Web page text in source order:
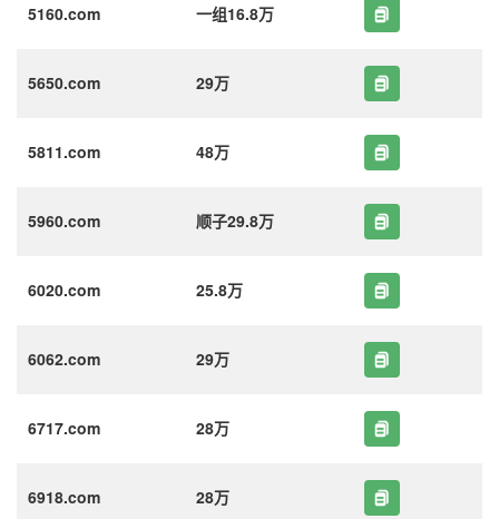
5160.com 一组16.8万
5650.com 29万
5811.com 48万
5960.com 顺子29.8万
6020.com 25.8万
6062.com 29万
6717.com 28万
6918.com 28万